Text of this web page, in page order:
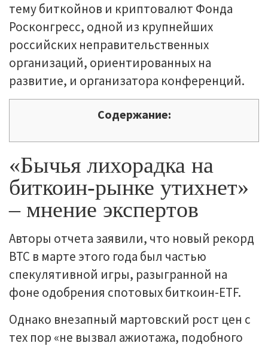
тему биткойнов и криптовалют Фонда
Росконгресс, одной из крупнейших
российских неправительственных
организаций, ориентированных на
развитие, и организатора конференций.
Содержание:
«Бычья лихорадка на
биткоин-рынке утихнет»
– мнение экспертов
Авторы отчета заявили, что новый рекорд
BTC в марте этого года был частью
спекулятивной игры, разыгранной на
фоне одобрения спотовых биткоин-ETF.
Однако внезапный мартовский рост цен с
тех пор «не вызвал ажиотажа, подобного